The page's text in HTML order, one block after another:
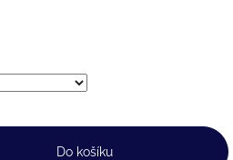
Do košíku